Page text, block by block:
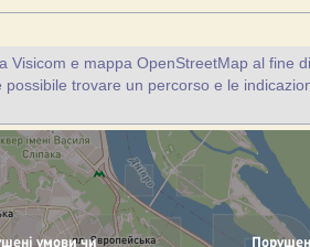
Visicom e mappa OpenStreetMap al fine
trovare un percorso e le